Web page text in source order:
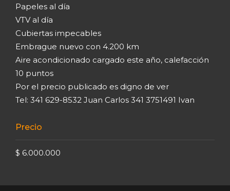
Papeles al día
VTV al día
Cubiertas impecables
Embrague nuevo con 4.200 km
Aire acondicionado cargado este año, calefacción
10 puntos
Por el precio publicado es digno de ver
Tel: 341 629-8532 Juan Carlos 341 3751491 Ivan
Precio
$ 6.000.000